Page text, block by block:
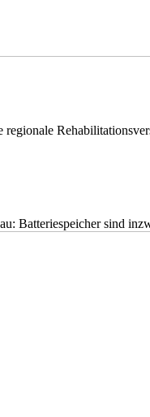
regionale
Batteriespeicher sind